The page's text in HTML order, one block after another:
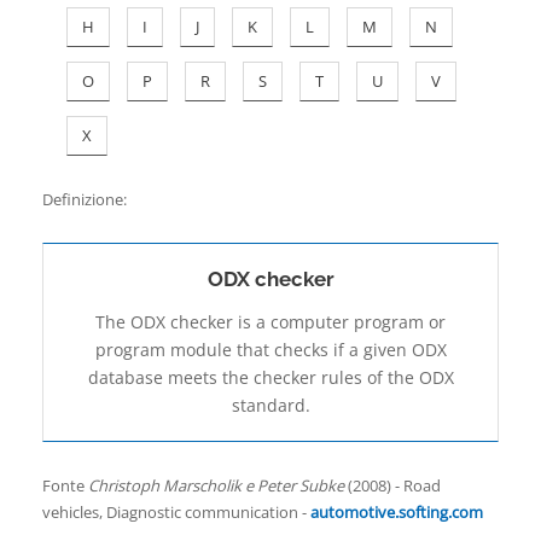
H I J K L M N
O P R S T U V
X
Definizione:
ODX checker
The ODX checker is a computer program or
program module that checks if a given ODX
database meets the checker rules of the ODX
standard.
Fonte Christoph Marscholik e Peter Subke(2008) - Road
vehicles, Diagnostic communication -automotive.softing.com